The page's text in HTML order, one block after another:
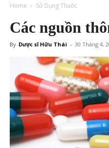
Home Sử Dụng Thuốc
Các nguồn
By Dược sĩ Hữu Thái - 30 Tháng 4,